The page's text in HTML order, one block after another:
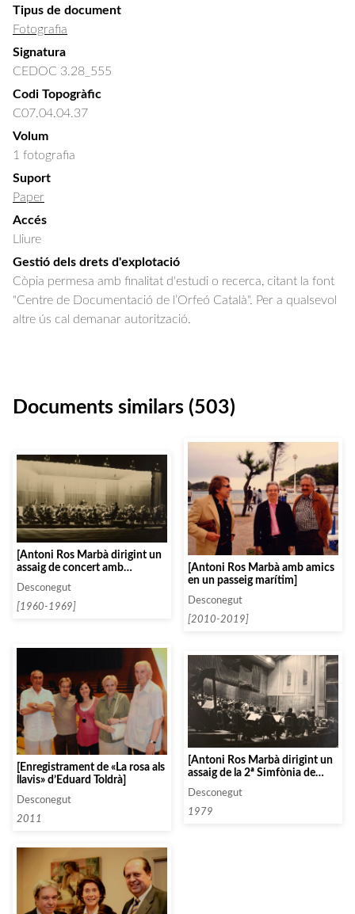
Tipus de document
Fotografia
Signatura
CEDOC 3.28_555
Codi Topogràfic
C07.04.04.37
Volum
1 fotografia
Suport
Paper
Accés
Lliure
Gestió dels drets d'explotació
Còpia permesa amb finalitat d'estudi o recerca, citant la font
"Centre de Documentació de l’Orfeó Català". Per a qualsevol
altre ús cal demanar autorització.
Documents similars (503)
[Antoni Ros Marbà dirigint un
assaig de concert amb
Española]
Desconegut
[1960-1969]
[Antoni Ros Marbà amb amics
en un passeig marítim]
Desconegut
[2010-2019]
[Enregistrament de «La rosa als
llavis» d’Eduard Toldrà]
Desconegut
2011
[Antoni Ros Marbà dirigint un
assaig de la 2ª Simfònia de
Madrid amb l’Orquesta
Nacional de España]
Desconegut
1979